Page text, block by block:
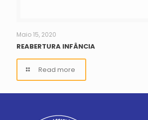
Maio 15, 2020
REABERTURA INFÂNCIA
Read more